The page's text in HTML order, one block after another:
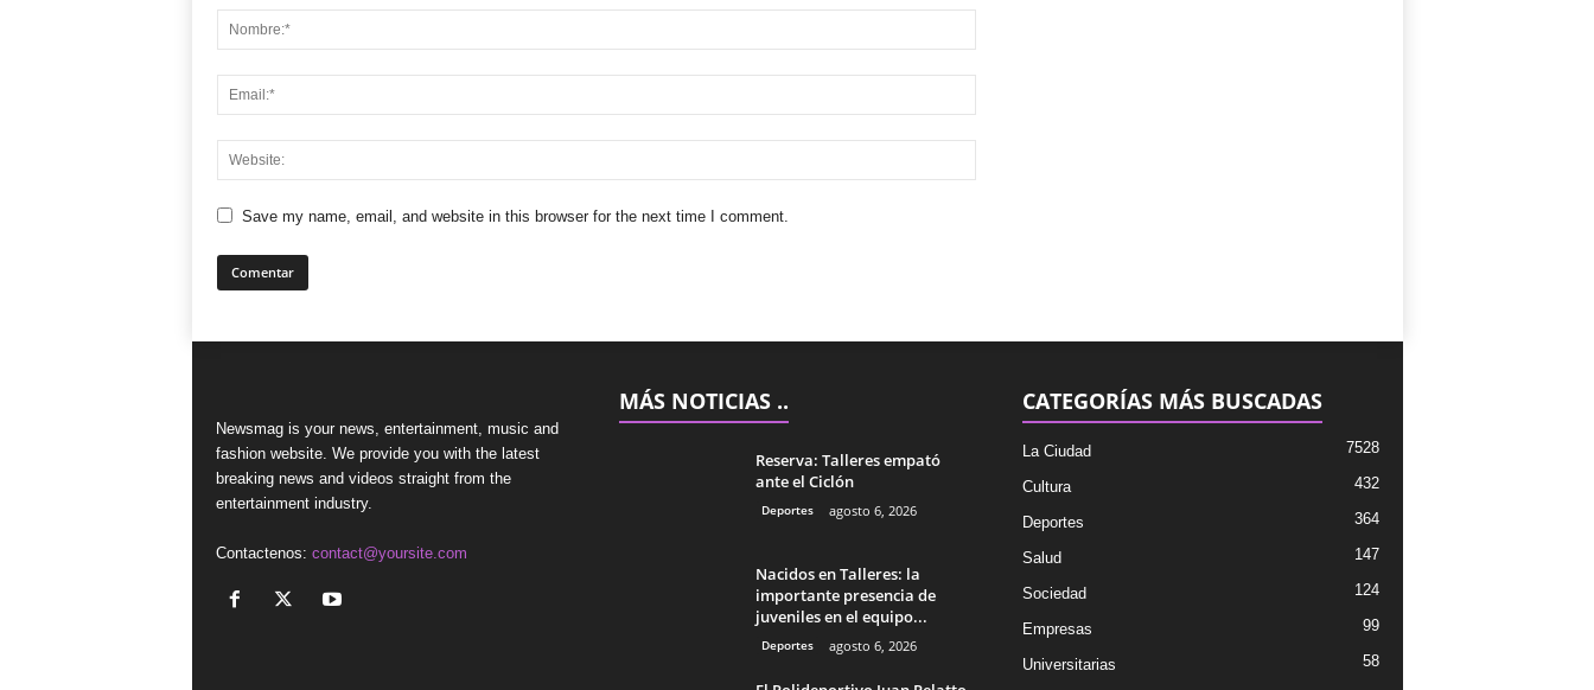
Save my name, email, and website in this browser for the next time I comment.
Newsmag is your news, entertainment, music and
fashion website. We provide you with the latest
breaking news and videos straight from the
entertainment industry.
Contactenos: contact@yoursite.com
MÁS NOTICIAS ..
Reserva: Talleres empató
ante el Ciclón
Deportes agosto 6, 2026
Nacidos en Talleres: la
importante presencia de
juveniles en el equipo...
Deportes agosto 6, 2026
CATEGORÍAS MÁS BUSCADAS
La Ciudad 7528
Cultura 432
Deportes 364
Salud 147
Sociedad 124
Empresas 99
Universitarias 58